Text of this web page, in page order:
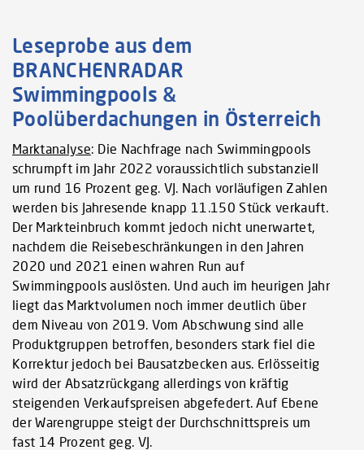
Leseprobe aus dem
BRANCHENRADAR
Swimmingpools &
Poolüberdachungen in Österreich
Marktanalyse: Die Nachfrage nach Swimmingpools
schrumpft im Jahr 2022 voraussichtlich substanziell
um rund 16 Prozent geg. VJ. Nach vorläufigen Zahlen
werden bis Jahresende knapp 11.150 Stück verkauft.
Der Markteinbruch kommt jedoch nicht unerwartet,
nachdem die Reisebeschränkungen in den Jahren
2020 und 2021 einen wahren Run auf
Swimmingpools auslösten. Und auch im heurigen Jahr
liegt das Marktvolumen noch immer deutlich über
dem Niveau von 2019. Vom Abschwung sind alle
Produktgruppen betroffen, besonders stark fiel die
Korrektur jedoch bei Bausatzbecken aus. Erlösseitig
wird der Absatzrückgang allerdings von kräftig
steigenden Verkaufspreisen abgefedert. Auf Ebene
der Warengruppe steigt der Durchschnittspreis um
fast 14 Prozent geg. VJ.